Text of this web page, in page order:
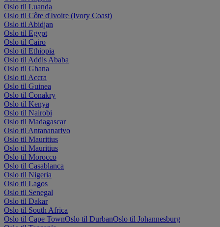
Oslo til Luanda
Oslo til Côte d'Ivoire (Ivory Coast)
Oslo til Abidjan
Oslo til Egypt
Oslo til Cairo
Oslo til Ethiopia
Oslo til Addis Ababa
Oslo til Ghana
Oslo til Accra
Oslo til Guinea
Oslo til Conakry
Oslo til Kenya
Oslo til Nairobi
Oslo til Madagascar
Oslo til Antananarivo
Oslo til Mauritius
Oslo til Mauritius
Oslo til Morocco
Oslo til Casablanca
Oslo til Nigeria
Oslo til Lagos
Oslo til Senegal
Oslo til Dakar
Oslo til South Africa
Oslo til Cape TownOslo til DurbanOslo til Johannesburg